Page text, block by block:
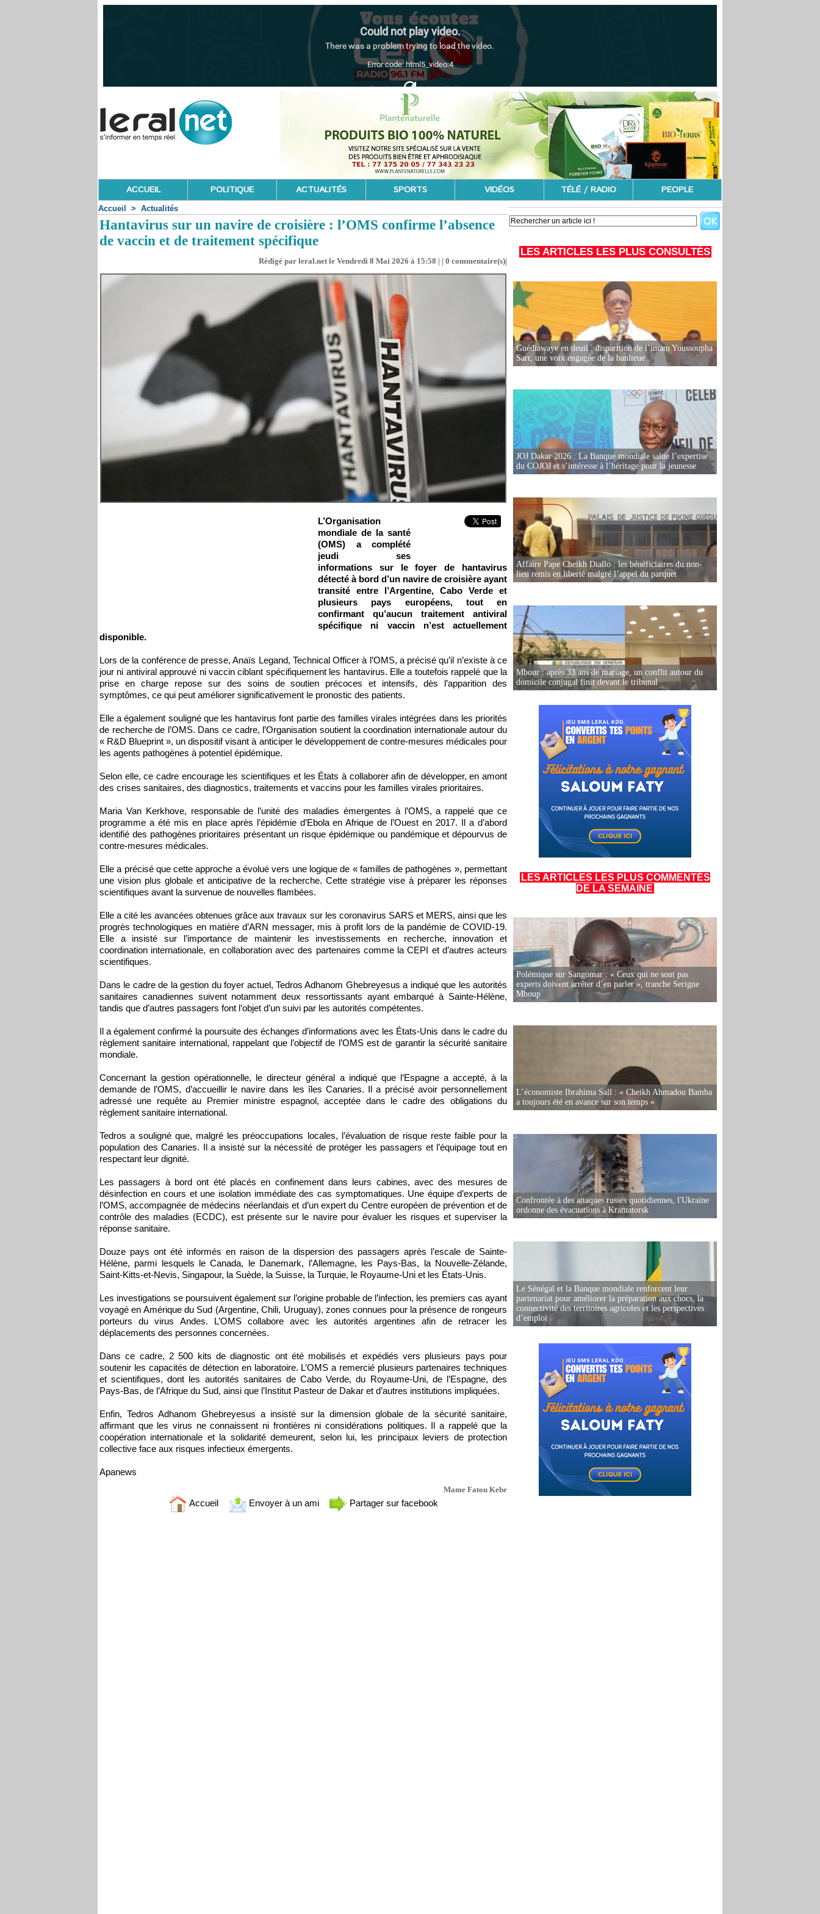
ACCUEIL POLITIQUE ACTUALITÉS SPORTS VIDÉOS TÉLÉ / RADIO PEOPLE
Accueil > Actualités
Hantavirus sur un navire de croisière : l’OMS confirme l’absence
de vaccin et de traitement spécifique
Rédigé par leral.net le Vendredi 8 Mai 2026 à 15:58 | | 0 commentaire(s)|
L’Organisation
mondiale de la santé
(OMS) a complété
jeudi ses
informations sur le foyer de hantavirus
détecté à bord d’un navire de croisière ayant
transité entre l’Argentine, Cabo Verde et
plusieurs pays européens, tout en
confirmant qu’aucun traitement antiviral
spécifique ni vaccin n’est actuellement
disponible.
Lors de la conférence de presse, Anaïs Legand, Technical Officer à l’OMS, a précisé qu’il n’existe à ce
jour ni antiviral approuvé ni vaccin ciblant spécifiquement les hantavirus. Elle a toutefois rappelé que la
prise en charge repose sur des soins de soutien précoces et intensifs, dès l’apparition des
symptômes, ce qui peut améliorer significativement le pronostic des patients.
Elle a également souligné que les hantavirus font partie des familles virales intégrées dans les priorités
de recherche de l’OMS. Dans ce cadre, l’Organisation soutient la coordination internationale autour du
« R&D Blueprint », un dispositif visant à anticiper le développement de contre-mesures médicales pour
les agents pathogènes à potentiel épidémique.
Selon elle, ce cadre encourage les scientifiques et les États à collaborer afin de développer, en amont
des crises sanitaires, des diagnostics, traitements et vaccins pour les familles virales prioritaires.
Maria Van Kerkhove, responsable de l’unité des maladies émergentes à l’OMS, a rappelé que ce
programme a été mis en place après l’épidémie d’Ebola en Afrique de l’Ouest en 2017. Il a d’abord
identifié des pathogènes prioritaires présentant un risque épidémique ou pandémique et dépourvus de
contre-mesures médicales.
Elle a précisé que cette approche a évolué vers une logique de « familles de pathogènes », permettant
une vision plus globale et anticipative de la recherche. Cette stratégie vise à préparer les réponses
scientifiques avant la survenue de nouvelles flambées.
Elle a cité les avancées obtenues grâce aux travaux sur les coronavirus SARS et MERS, ainsi que les
progrès technologiques en matière d’ARN messager, mis à profit lors de la pandémie de COVID-19.
Elle a insisté sur l’importance de maintenir les investissements en recherche, innovation et
coordination internationale, en collaboration avec des partenaires comme la CEPI et d’autres acteurs
scientifiques.
Dans le cadre de la gestion du foyer actuel, Tedros Adhanom Ghebreyesus a indiqué que les autorités
sanitaires canadiennes suivent notamment deux ressortissants ayant embarqué à Sainte-Hélène,
tandis que d’autres passagers font l’objet d’un suivi par les autorités compétentes.
Il a également confirmé la poursuite des échanges d’informations avec les États-Unis dans le cadre du
règlement sanitaire international, rappelant que l’objectif de l’OMS est de garantir la sécurité sanitaire
mondiale.
Concernant la gestion opérationnelle, le directeur général a indiqué que l’Espagne a accepté, à la
demande de l’OMS, d’accueillir le navire dans les îles Canaries. Il a précisé avoir personnellement
adressé une requête au Premier ministre espagnol, acceptée dans le cadre des obligations du
règlement sanitaire international.
Tedros a souligné que, malgré les préoccupations locales, l’évaluation de risque reste faible pour la
population des Canaries. Il a insisté sur la nécessité de protéger les passagers et l’équipage tout en
respectant leur dignité.
Les passagers à bord ont été placés en confinement dans leurs cabines, avec des mesures de
désinfection en cours et une isolation immédiate des cas symptomatiques. Une équipe d’experts de
l’OMS, accompagnée de médecins néerlandais et d’un expert du Centre européen de prévention et de
contrôle des maladies (ECDC), est présente sur le navire pour évaluer les risques et superviser la
réponse sanitaire.
Douze pays ont été informés en raison de la dispersion des passagers après l’escale de Sainte-
Hélène, parmi lesquels le Canada, le Danemark, l’Allemagne, les Pays-Bas, la Nouvelle-Zélande,
Saint-Kitts-et-Nevis, Singapour, la Suède, la Suisse, la Turquie, le Royaume-Uni et les États-Unis.
Les investigations se poursuivent également sur l’origine probable de l’infection, les premiers cas ayant
voyagé en Amérique du Sud (Argentine, Chili, Uruguay), zones connues pour la présence de rongeurs
porteurs du virus Andes. L’OMS collabore avec les autorités argentines afin de retracer les
déplacements des personnes concernées.
Dans ce cadre, 2 500 kits de diagnostic ont été mobilisés et expédiés vers plusieurs pays pour
soutenir les capacités de détection en laboratoire. L’OMS a remercié plusieurs partenaires techniques
et scientifiques, dont les autorités sanitaires de Cabo Verde, du Royaume-Uni, de l’Espagne, des
Pays-Bas, de l’Afrique du Sud, ainsi que l’Institut Pasteur de Dakar et d’autres institutions impliquées.
Enfin, Tedros Adhanom Ghebreyesus a insisté sur la dimension globale de la sécurité sanitaire,
affirmant que les virus ne connaissent ni frontières ni considérations politiques. Il a rappelé que la
coopération internationale et la solidarité demeurent, selon lui, les principaux leviers de protection
collective face aux risques infectieux émergents.
Apanews
Mame Fatou Kebe
Accueil Envoyer à un ami Partager sur facebook
LES ARTICLES LES PLUS CONSULTÉS
Guédiawaye en deuil : disparition de l’imam Youssoupha
Sarr, une voix engagée de la banlieue
JOJ Dakar 2026 : La Banque mondiale salue l’expertise
du COJOJ et s’intéresse à l’héritage pour la jeunesse
Affaire Pape Cheikh Diallo : les bénéficiaires du non-
lieu remis en liberté malgré l’appel du parquet
Mbour : après 33 ans de mariage, un conflit autour du
domicile conjugal finit devant le tribunal
LES ARTICLES LES PLUS COMMENTÉS
DE LA SEMAINE
Polémique sur Sangomar : « Ceux qui ne sont pas
experts doivent arrêter d’en parler », tranche Serigne
Mboup
L’économiste Ibrahima Sall : « Cheikh Ahmadou Bamba
a toujours été en avance sur son temps »
Confrontée à des attaques russes quotidiennes, l'Ukraine
ordonne des évacuations à Kramatorsk
Le Sénégal et la Banque mondiale renforcent leur
partenariat pour améliorer la préparation aux chocs, la
connectivité des territoires agricoles et les perspectives
d’emploi